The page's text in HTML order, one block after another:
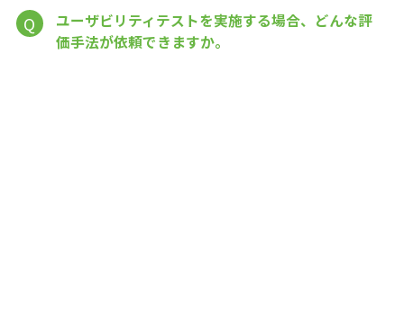
Q
ユーザビリティテストを実施する場合、どんな評
価手法が依頼できますか。